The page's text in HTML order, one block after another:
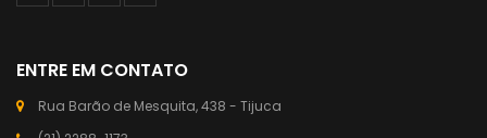
ENTRE EM CONTATO
Rua Barão de Mesquita, 438 - Tijuca